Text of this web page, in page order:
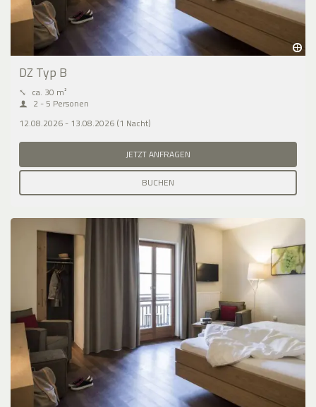
DZ Typ B
⤡ ca. 30 m²
2 - 5 Personen
12.08.2026 - 13.08.2026 (1 Nacht)
JETZT ANFRAGEN
BUCHEN